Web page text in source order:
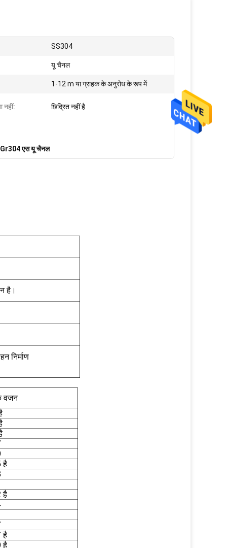
SS304
यू चैनल
1-12 m या ग्राहक के अनुरोध के रूप में
नहीं: छिद्रित नहीं है
Gr304 एस यू चैनल
है।
निर्माण
वजन
है
है
है
है